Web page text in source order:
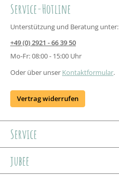
Service-Hotline
Unterstützung und Beratung unter:
+49 (0) 2921 - 66 39 50
Mo-Fr: 08:00 - 15:00 Uhr
Oder über unser Kontaktformular.
Vertrag widerrufen
Service
jubee